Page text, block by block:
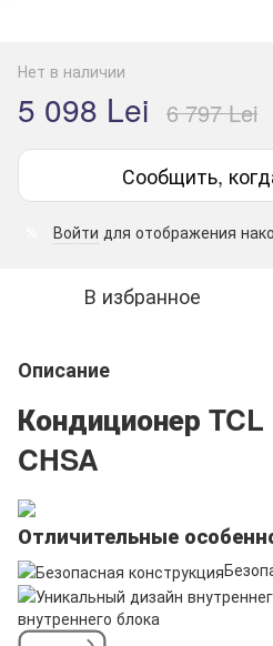
Нет в наличии
5 098 Lei 6 797 Lei
Сообщить,
Войти для отображения
В избранное
Описание
Кондиционер
CHSA
Отличительные
внутреннего блока